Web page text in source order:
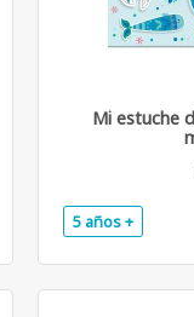
Mi estuche
5 años +